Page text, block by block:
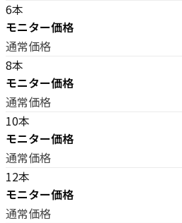
6本
モニター価格
通常価格
8本
モニター価格
通常価格
10本
モニター価格
通常価格
12本
モニター価格
通常価格